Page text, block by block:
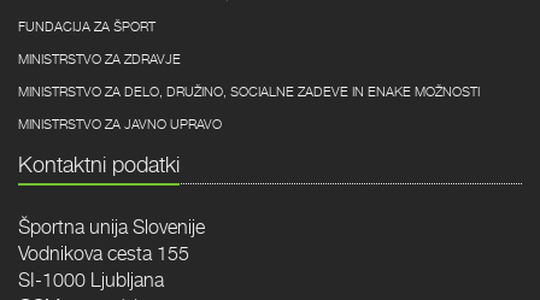
FUNDACIJA ZA ŠPORT
MINISTRSTVO ZA ZDRAVJE
MINISTRSTVO ZA DELO, DRUŽINO, SOCIALNE ZADEVE IN ENAKE MOŽNOSTI
MINISTRSTVO ZA JAVNO UPRAVO
Kontaktni podatki
Športna unija Slovenije
Vodnikova cesta 155
SI-1000 Ljubljana